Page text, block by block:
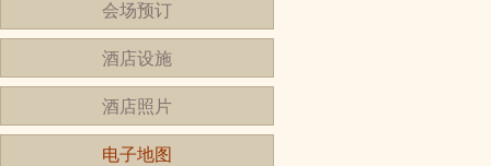
会场预订
酒店设施
酒店照片
电子地图